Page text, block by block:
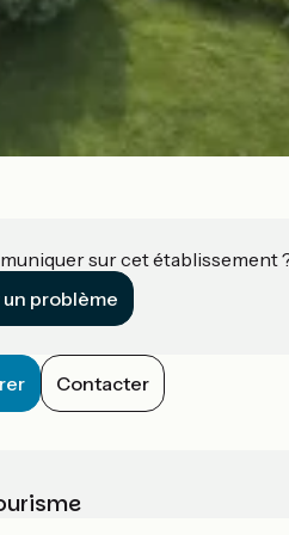
sur cet établissement
problème
Contacter